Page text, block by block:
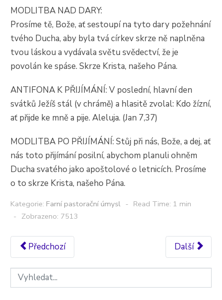
MODLITBA NAD DARY:
Prosíme tě, Bože, ať sestoupí na tyto dary požehnání
tvého Ducha, aby byla tvá církev skrze ně naplněna
tvou láskou a vydávala světu svědectví, že je
povolán ke spáse. Skrze Krista, našeho Pána.
ANTIFONA K PŘIJÍMÁNÍ: V poslední, hlavní den
svátků Ježíš stál (v chrámě) a hlasitě zvolal: Kdo žízní,
ať přijde ke mně a pije. Aleluja. (Jan 7,37)
MODLITBA PO PŘIJÍMÁNÍ: Stůj při nás, Bože, a dej, ať
nás toto přijímání posilní, abychom planuli ohněm
Ducha svatého jako apoštolové o letnicích. Prosíme
o to skrze Krista, našeho Pána.
Kategorie: Farní pastorační úmysl
Read Time: 1 min
Zobrazeno: 7513
Předchozí Další